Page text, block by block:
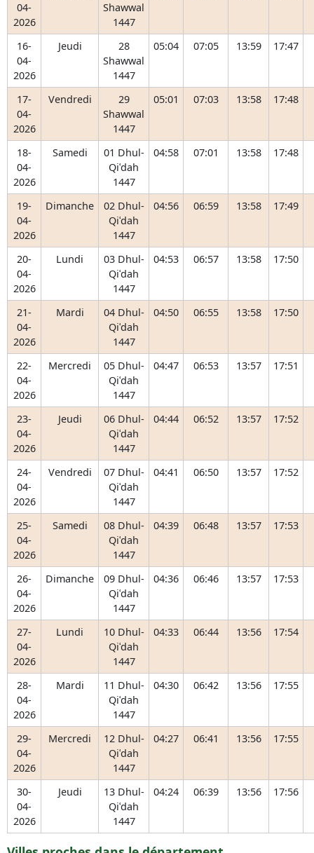
04-
2026
Shawwal
1447
16-
04-
2026
Jeudi
28
Shawwal
1447
05:04 07:05 13:59 17:47
17-
04-
2026
Vendredi
29
Shawwal
1447
05:01 07:03 13:58 17:48
18-
04-
2026
Samedi
01 Dhul-
Qiʿdah
1447
04:58 07:01 13:58 17:48
19-
04-
2026
Dimanche
02 Dhul-
Qiʿdah
1447
04:56 06:59 13:58 17:49
20-
04-
2026
Lundi
03 Dhul-
Qiʿdah
1447
04:53 06:57 13:58 17:50
21-
04-
2026
Mardi
04 Dhul-
Qiʿdah
1447
04:50 06:55 13:58 17:50
22-
04-
2026
Mercredi
05 Dhul-
Qiʿdah
1447
04:47 06:53 13:57 17:51
23-
04-
2026
Jeudi
06 Dhul-
Qiʿdah
1447
04:44 06:52 13:57 17:52
24-
04-
2026
Vendredi
07 Dhul-
Qiʿdah
1447
04:41 06:50 13:57 17:52
25-
04-
2026
Samedi
08 Dhul-
Qiʿdah
1447
04:39 06:48 13:57 17:53
26-
04-
2026
Dimanche
09 Dhul-
Qiʿdah
1447
04:36 06:46 13:57 17:53
27-
04-
2026
Lundi
10 Dhul-
Qiʿdah
1447
04:33 06:44 13:56 17:54
28-
04-
2026
Mardi
11 Dhul-
Qiʿdah
1447
04:30 06:42 13:56 17:55
29-
04-
2026
Mercredi
12 Dhul-
Qiʿdah
1447
04:27 06:41 13:56 17:55
30-
04-
2026
Jeudi
13 Dhul-
Qiʿdah
1447
04:24 06:39 13:56 17:56